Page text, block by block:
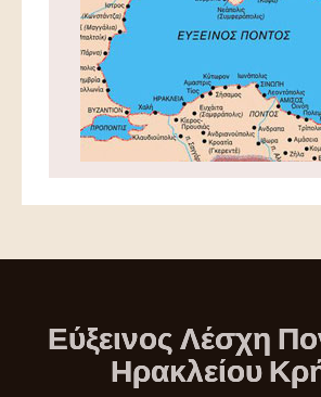
Εύξεινος Λέσχη
Ηρακλείου